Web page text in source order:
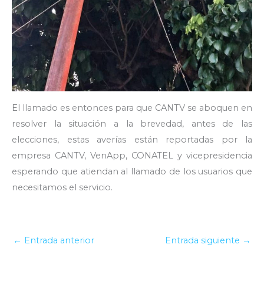
El llamado es entonces para que CANTV se aboquen en
resolver la situación a la brevedad, antes de las
elecciones, estas averías están reportadas por la
empresa CANTV, VenApp, CONATEL y vicepresidencia
esperando que atiendan al llamado de los usuarios que
necesitamos el servicio.
← Entrada anterior Entrada siguiente →